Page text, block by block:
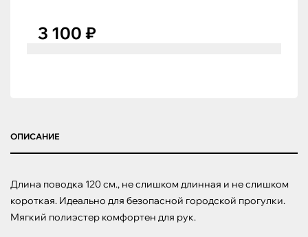
3 100 ₽
ОПИСАНИЕ
Длина поводка 120 см., не слишком длинная и не слишком
короткая. Идеально для безопасной городской прогулки.
Мягкий полиэстер комфортен для рук.